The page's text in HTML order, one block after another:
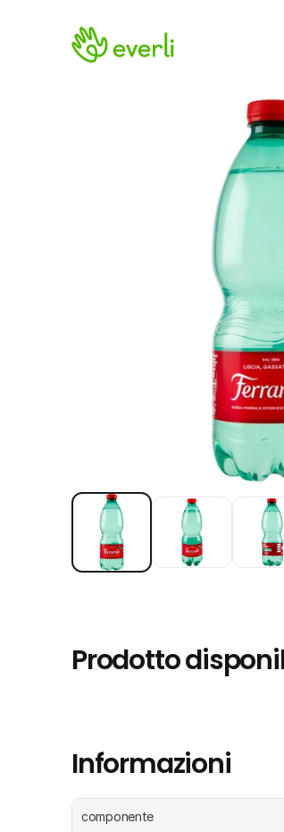
Prodotto
Informazioni
componente